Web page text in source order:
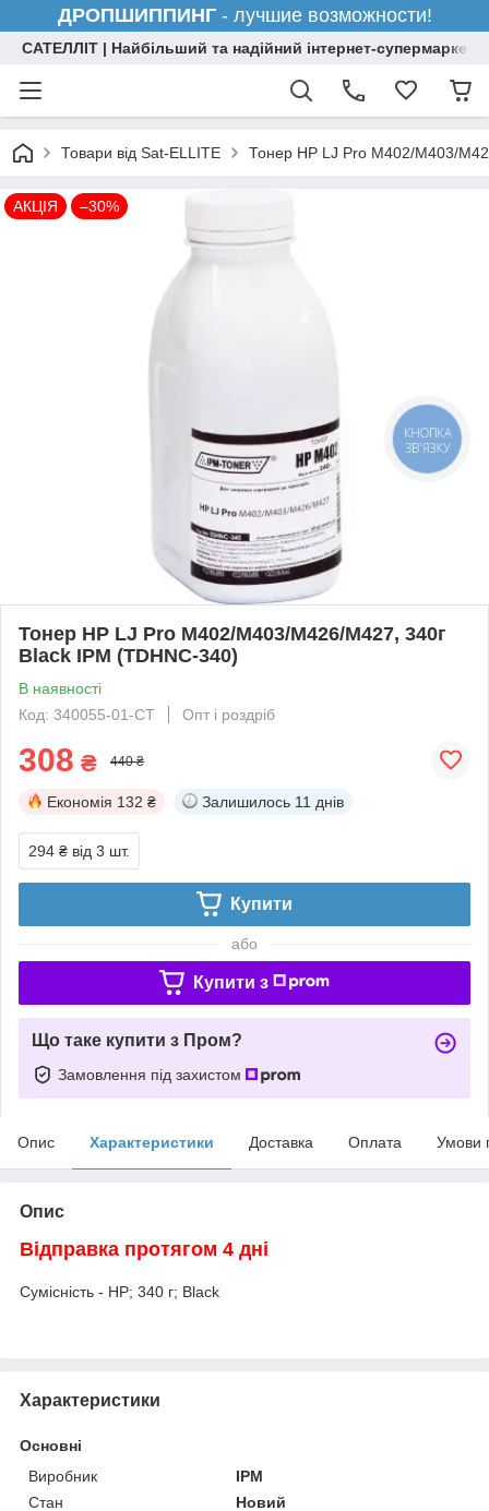
ДРОПШИППИНГ- лучшие возможности!
САТЕЛЛІТ | Найбільший та надійний інтернет-супермаркет
Товари від Sat-ELLITE Тонер HP LJ Pro M402/M403/
АКЦІЯ –30%
Тонер HP LJ Pro M402/M403/M426/M427, 340г
Black IPM (TDHNC-340)
В наявності
Код: 340055-01-СТ
Опт і роздріб
308 ₴ 440 ₴
Економія 132 ₴ Залишилось 11 днів
294 ₴ від 3 шт.
Купити
або
Купити з
Що таке купити з Пром?
Замовлення під захистом
Опис Характеристики Доставка Оплата Умови
Опис
Відправка протягом 4 дні
Сумісність - HP; 340 г; Black
Характеристики
Основні
Виробник
IPM
Стан
Новий
КНОПКА
ЗВ'ЯЗКУ